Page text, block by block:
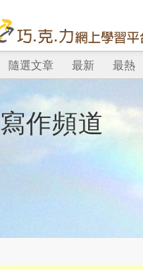
隨選文章 最新 最熱
寫作頻道